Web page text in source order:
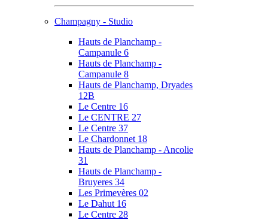
Champagny - Studio
Hauts de Planchamp -
Campanule 6
Hauts de Planchamp -
Campanule 8
Hauts de Planchamp, Dryades
12B
Le Centre 16
Le CENTRE 27
Le Centre 37
Le Chardonnet 18
Hauts de Planchamp - Ancolie
31
Hauts de Planchamp -
Bruyeres 34
Les Primevères 02
Le Dahut 16
Le Centre 28